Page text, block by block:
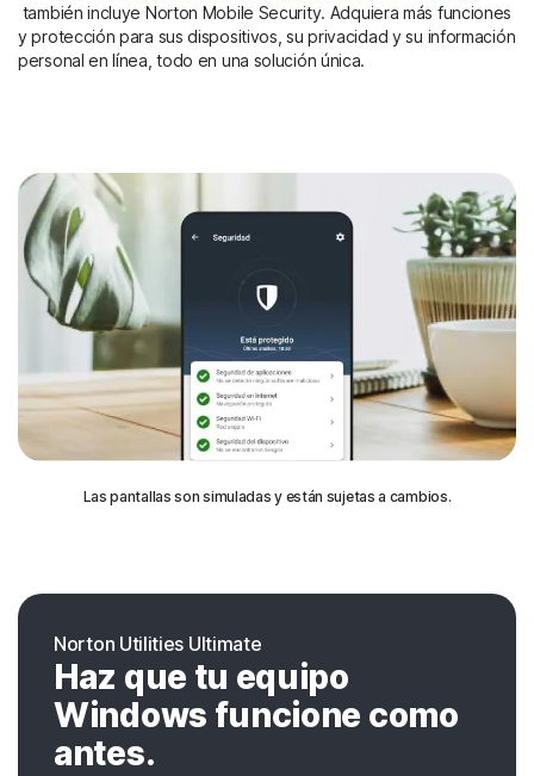
Las pantallas son simuladas y están sujetas a cambios.
también incluye Norton Mobile Security. Adquiera más funciones
y protección para sus dispositivos, su privacidad y su información
personal en línea, todo en una solución única.
Norton Utilities Ultimate
Haz que tu equipo
Windows funcione como
antes.